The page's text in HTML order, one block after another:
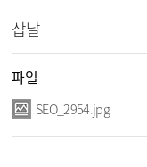
삽날
파일
SEO_2954.jpg